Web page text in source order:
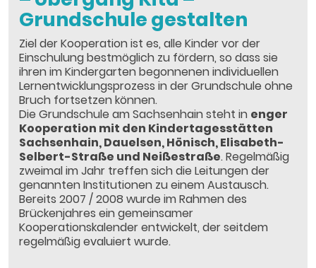
Grundschule gestalten
Ziel der Kooperation ist es, alle Kinder vor der
Einschulung bestmöglich zu fördern, so dass sie
ihren im Kindergarten begonnenen individuellen
Lernentwicklungsprozess in der Grundschule ohne
Bruch fortsetzen können.
Die Grundschule am Sachsenhain steht in enger
Kooperation mit den Kindertagesstätten
Sachsenhain, Dauelsen, Hönisch, Elisabeth-
Selbert-Straße und Neißestraße. Regelmäßig
zweimal im Jahr treffen sich die Leitungen der
genannten Institutionen zu einem Austausch.
Bereits 2007 / 2008 wurde im Rahmen des
Brückenjahres ein gemeinsamer
Kooperationskalender entwickelt, der seitdem
regelmäßig evaluiert wurde.